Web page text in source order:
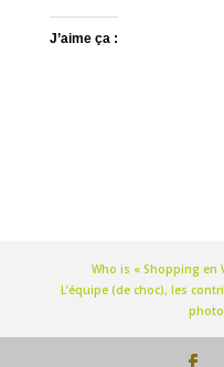
J’aime ça :
Who is « Shopping en
L’équipe (de choc), les